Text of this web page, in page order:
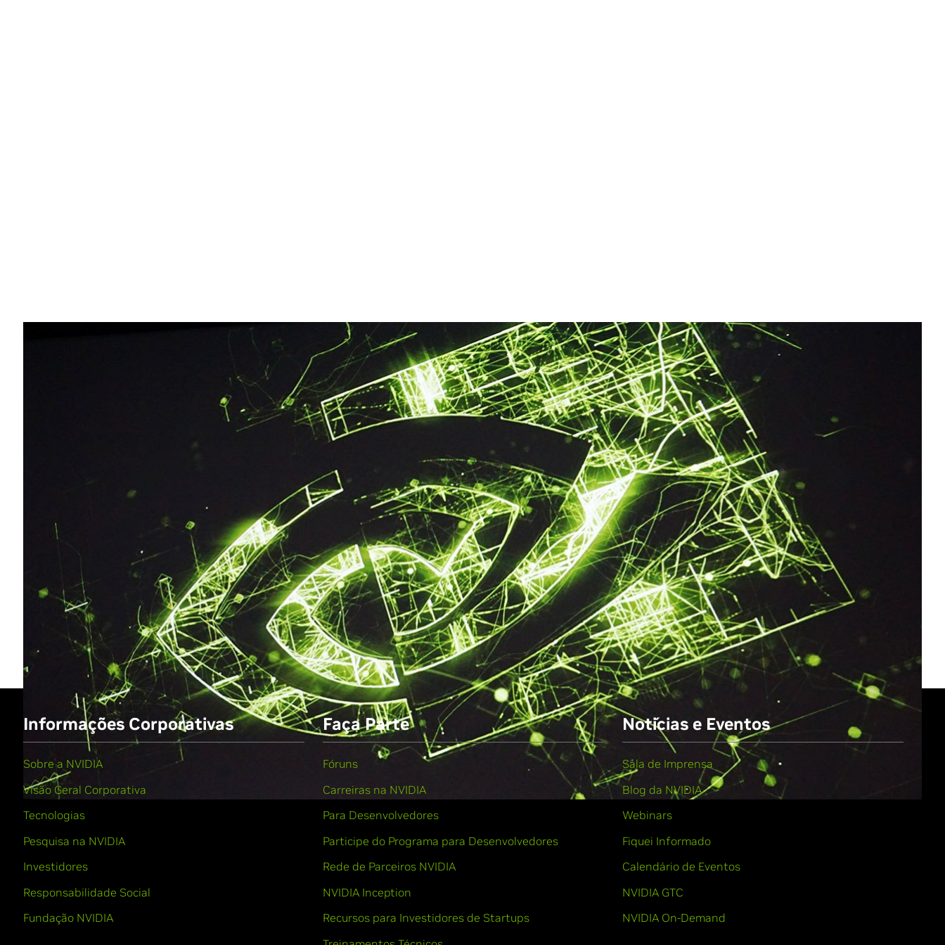
All NVIDIA News
Informações Corporativas
Sobre a NVIDIA
Visão Geral Corporativa
Tecnologias
Pesquisa na NVIDIA
Investidores
Responsabilidade Social
Fundação NVIDIA
Faça Parte
Fóruns
Carreiras na NVIDIA
Para Desenvolvedores
Participe do Programa para Desenvolvedores
Rede de Parceiros NVIDIA
NVIDIA Inception
Recursos para Investidores de Startups
Notícias e Eventos
Sala de Imprensa
Blog da NVIDIA
Webinars
Fiquei Informado
Calendário de Eventos
NVIDIA GTC
NVIDIA On-Demand